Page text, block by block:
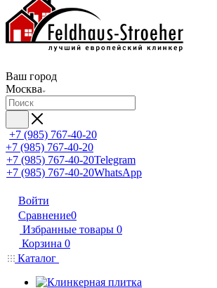
Ваш город
Москва
+7 (985) 767-40-20
+7 (985) 767-40-20
+7 (985) 767-40-20Telegram
+7 (985) 767-40-20WhatsApp
Войти
Сравнение0
Избранные товары 0
Корзина 0
Каталог